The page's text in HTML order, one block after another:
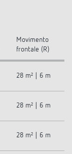
Movimento
frontale (R)
28 m² | 6 m
28 m² | 6 m
28 m² | 6 m